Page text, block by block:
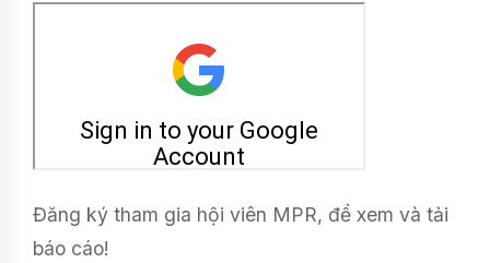
Đăng ký tham gia hội viên MPR, để xem và tải
báo cáo!